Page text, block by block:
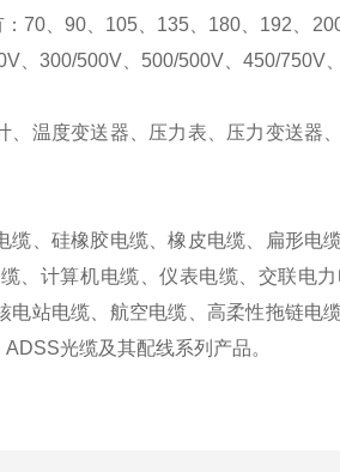
70、90、105、135、180、192、
、300/500V、500/500V、450/750V
温度变送器、压力表、压力变送器
、硅橡胶电缆、橡皮电缆、扁形电
、计算机电缆、仪表电缆、交联电
站电缆、航空电缆、高柔性拖链电
光缆及其配线系列产品。